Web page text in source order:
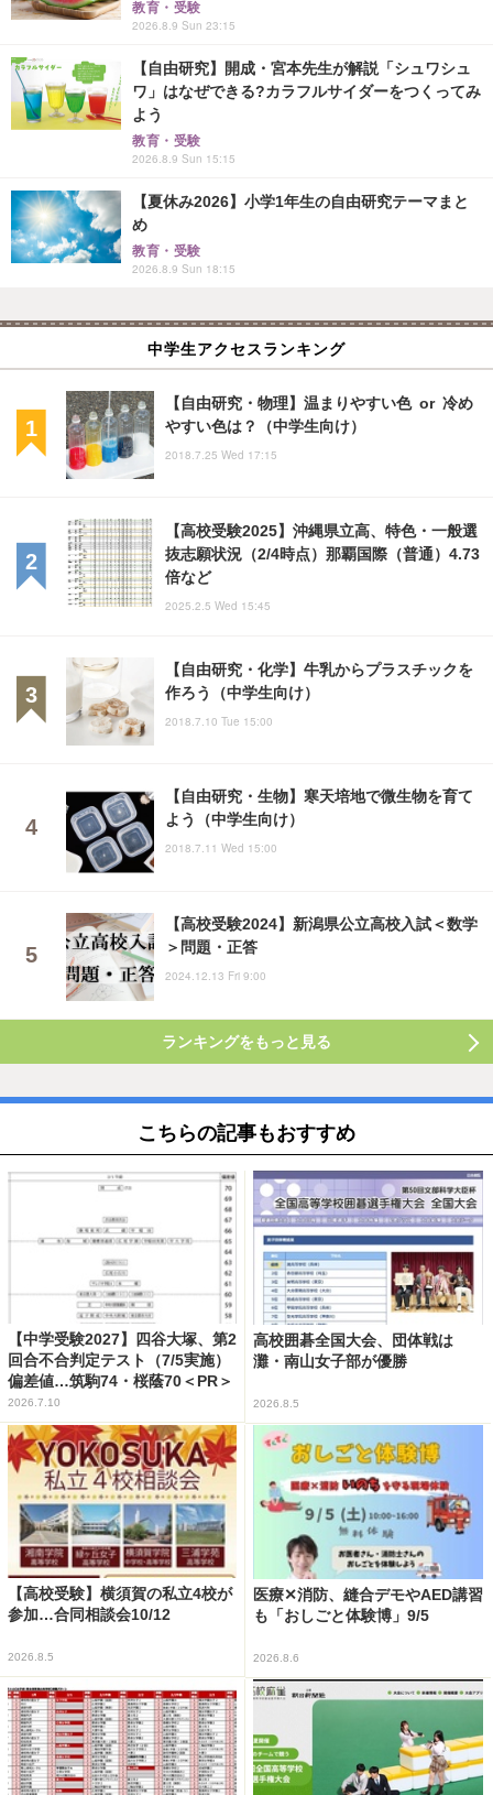
教育・受験
2026.8.9 Sun 23:15
【自由研究】開成・宮本先生が解説「シュワシュ
ワ」はなぜできる?カラフルサイダーをつくってみ
よう
教育・受験
2026.8.9 Sun 15:15
【夏休み2026】小学1年生の自由研究テーマまと
め
教育・受験
2026.8.9 Sun 18:15
中学生アクセスランキング
【自由研究・物理】温まりやすい色 or 冷め
やすい色は？（中学生向け）
2018.7.25 Wed 17:15
【高校受験2025】沖縄県立高、特色・一般選
抜志願状況（2/4時点）那覇国際（普通）4.73
倍など
2025.2.5 Wed 15:45
【自由研究・化学】牛乳からプラスチックを
作ろう（中学生向け）
2018.7.10 Tue 15:00
【自由研究・生物】寒天培地で微生物を育て
よう（中学生向け）
2018.7.11 Wed 15:00
【高校受験2024】新潟県公立高校入試＜数学
＞問題・正答
2024.12.13 Fri 9:00
ランキングをもっと見る
こちらの記事もおすすめ
【中学受験2027】四谷大塚、第2
回合不合判定テスト（7/5実施）
偏差値…筑駒74・桜蔭70＜PR＞
2026.7.10
高校囲碁全国大会、団体戦は
灘・南山女子部が優勝
2026.8.5
【高校受験】横須賀の私立4校が
参加…合同相談会10/12
2026.8.5
医療✕消防、縫合デモやAED講習
も「おしごと体験博」9/5
2026.8.6